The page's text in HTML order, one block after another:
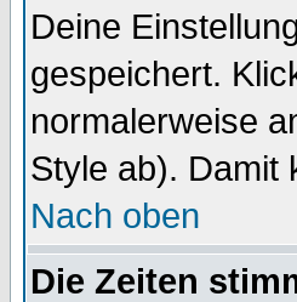
Deine
gespeichert.
normalerweise
Style ab). Damit
Nach oben
Die Zeiten